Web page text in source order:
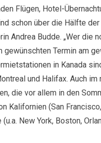
Flügen, Hotel-
schon über die Hälfte der
Andrea Budde. „Wer die
gewünschten Termin am
in Kanada
und Halifax. Auch
die vor allem in den
Kalifornien (San
New York, Boston,